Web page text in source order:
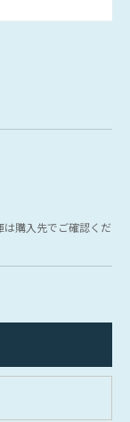
購入先でご確認くだ